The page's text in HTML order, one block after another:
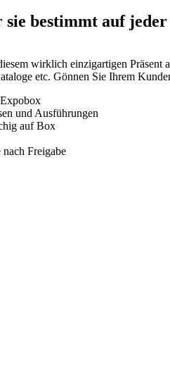
bestimmt auf jeder
wirklich einzigartigen
etc. Gönnen Sie Ihrem
und Ausführungen
auf Box
Freigabe